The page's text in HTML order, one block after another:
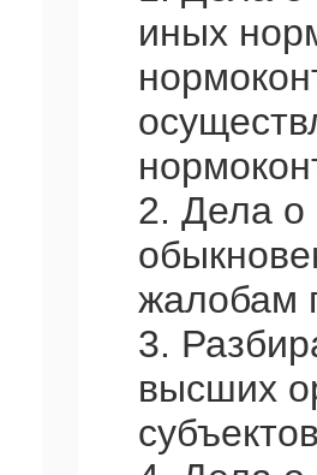
иных
2. Дела о
жалобам
3.
высших